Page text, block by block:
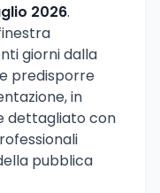
2026.
giorni dalla
predisporre
in
dettagliato con
pubblica